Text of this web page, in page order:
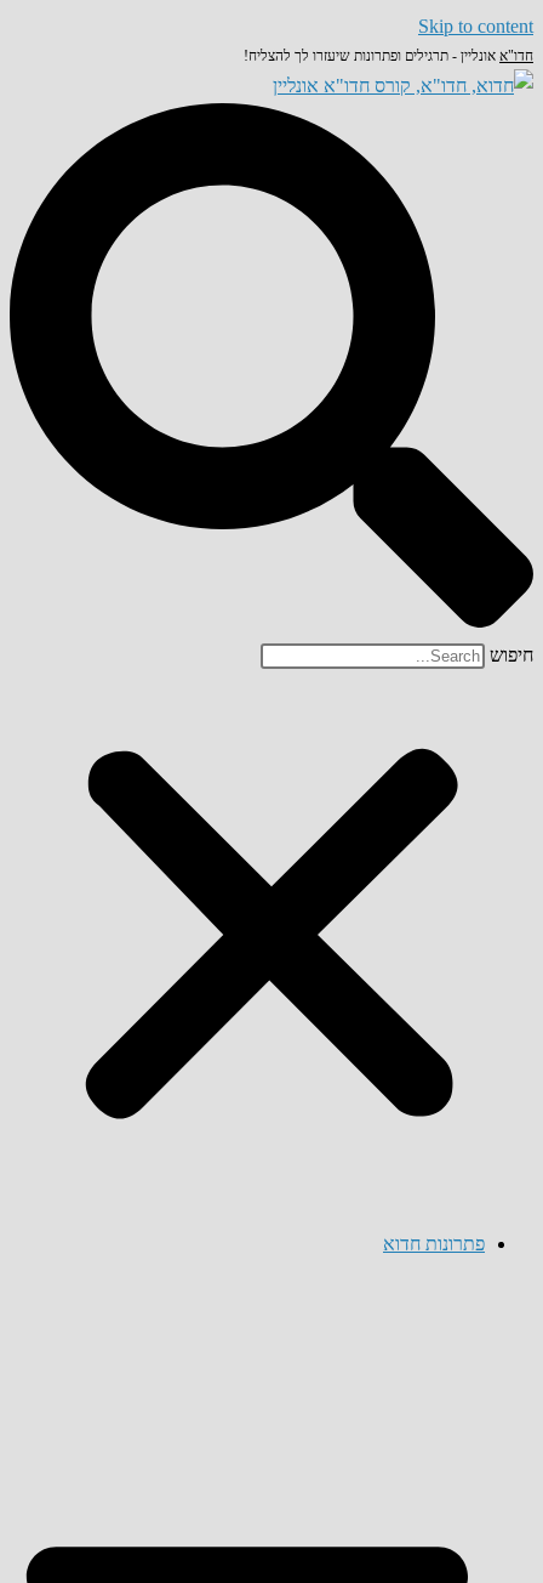
Skip to content
חדו"א אונליין - תרגילים ופתרונות שיעזרו לך להצליח!
חיפוש
פתרונות חדוא